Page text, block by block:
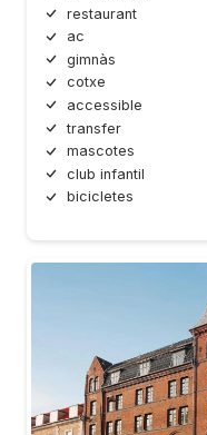
restaurant
ac
gimnàs
cotxe
accessible
transfer
mascotes
club infantil
bicicletes